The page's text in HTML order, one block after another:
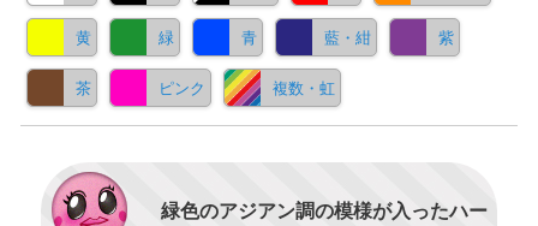
黄 緑 青 藍・紺 紫
茶 ピンク 複数・虹
緑色のアジアン調の模様が入ったハー